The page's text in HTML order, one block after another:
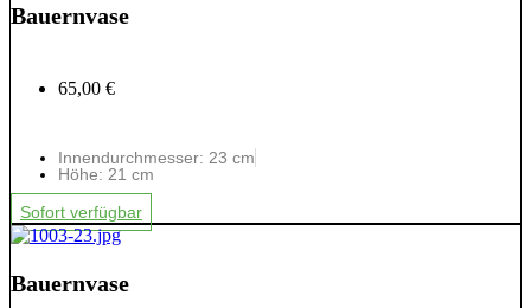
Bauernvase
65,00 €
Innendurchmesser: 23 cm
Höhe: 21 cm
Sofort verfügbar
Bauernvase